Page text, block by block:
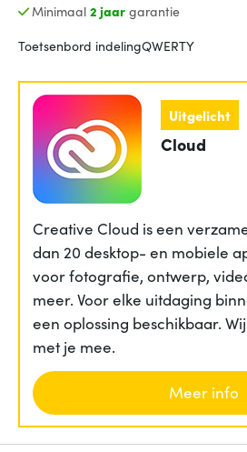
Minimaal 2 jaargarantie
Toetsenbord indelingQWERTY
Uitgelicht
Cloud
Creative Cloud is een
dan 20 desktop- en mobiele
voor fotografie, ontwerp,
meer. Voor elke uitdaging
een oplossing beschikbaar.
met je mee.
Meer info